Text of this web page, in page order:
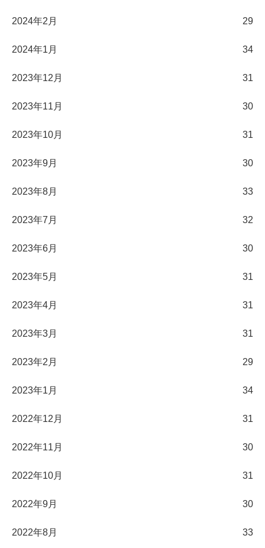
2024年2月 29
2024年1月 34
2023年12月 31
2023年11月 30
2023年10月 31
2023年9月 30
2023年8月 33
2023年7月 32
2023年6月 30
2023年5月 31
2023年4月 31
2023年3月 31
2023年2月 29
2023年1月 34
2022年12月 31
2022年11月 30
2022年10月 31
2022年9月 30
2022年8月 33